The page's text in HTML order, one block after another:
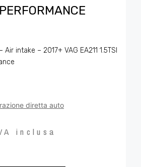
intake – 2017+ VAG EA211 1.5TSI
diretta auto
inclusa